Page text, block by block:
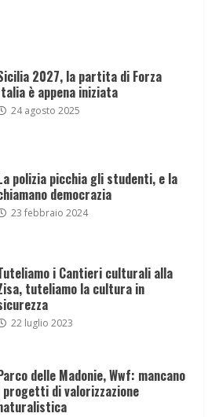
2027, la partita di Forza
è appena iniziata
24 agosto 2025
polizia picchia gli studenti, e la
democrazia
23 febbraio 2024
i Cantieri culturali alla
tuteliamo la cultura in
22 luglio 2023
delle Madonie, Wwf: mancano
progetti di valorizzazione